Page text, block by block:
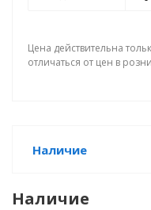
Цена действительна
отличаться от цен в
Наличие
Наличие